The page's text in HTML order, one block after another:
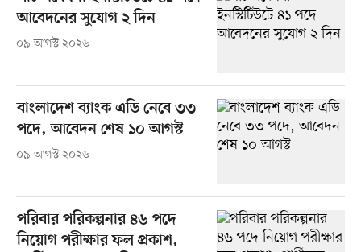
আবেদনের সুযোগ ২ দিন
০৯ আগস্ট ২০২৬
বাংলাদেশ ব্যাংক এডি নেবে ৩৩
পদে, আবেদন শেষ ১০ আগস্ট
০৯ আগস্ট ২০২৬
পরিবার পরিকল্পনার ৪৬ পদে
নিয়োগ পরীক্ষার ফল প্রকাশ,